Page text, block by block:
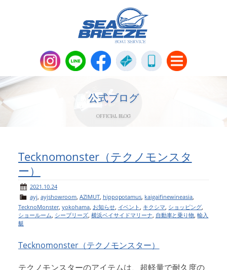
Parts＆Apparel
パーツ販売・アパレル商品
ニュース＆トピックス
Company
会社概要
アクセスマップ
公式ブログ
OFFICIAL BLOG
Tecknomonster（テクノモンスタ
ー）
2021.10.24
ayj ayjshowroom, AZIMUT, hippopotamus kaigaifinewineasia
TecknoMonster, yokohama, お知らせ, イベント キクシマ ショッピング
ショールーム シーブリーズ, 横浜ベイサイドマリーナ 自動車と乗り物 ,輸入
艇
Tecknomonster（テクノモンスター）
テクノモンスターのアイテムは、超軽量で耐久度の